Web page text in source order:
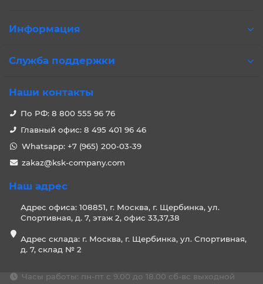
Информация
Служба поддержки
Наши контакты
По РФ: 8 800 555 96 76
Главный офис: 8 495 401 96 46
Whatsapp: +7 (965) 200-03-39
zakaz@ksk-company.com
Наш адрес
Адрес офиса: 108851, г. Москва, г. Щербинка, ул.
Спортивная, д. 7, этаж 2, офис 33,37,38
Адрес склада: г. Москва, г. Щербинка, ул. Спортивная,
д. 7, склад № 2
Часы работы: пн-пт с 9.00 до 18.00 сб-вс выходной